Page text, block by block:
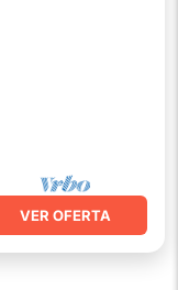
VER OFERTA